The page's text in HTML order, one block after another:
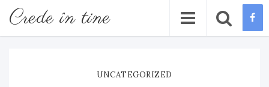
Crede în tine
UNCATEGORIZED